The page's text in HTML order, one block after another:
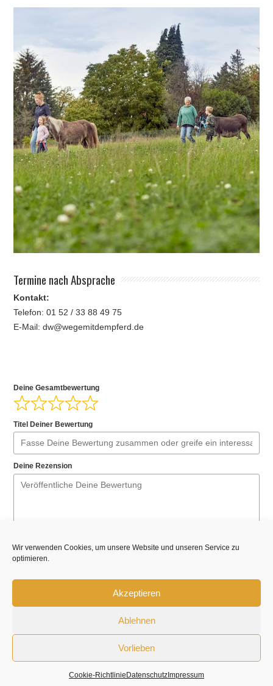
Wir verwenden Cookies, um unsere Website und unseren Service zu
optimieren.
Akzeptieren
Ablehnen
Vorlieben
Cookie-Richtlinie Datenschutz Impressum
Termine nach Absprache
Kontakt:
Telefon: 01 52 / 33 88 49 75
E-Mail: dw@wegemitdempferd.de
Deine Gesamtbewertung
Titel Deiner Bewertung
Deine Rezension
Dein Name
Diese Bewertung basiert auf meiner persönlichen